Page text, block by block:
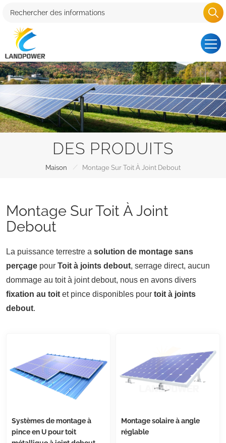
DES PRODUITS
Maison / Montage Sur Toit À Joint Debout
Montage Sur Toit À Joint
Debout
La puissance terrestre a solution de montage sans
perçage pour Toit à joints debout, serrage direct, aucun
dommage au toit à joint debout, nous en avons divers
fixation au toit et pince disponibles pour toit à joints
debout.
Systèmes de montage à
pince en U pour toit
Montage solaire à angle
réglable